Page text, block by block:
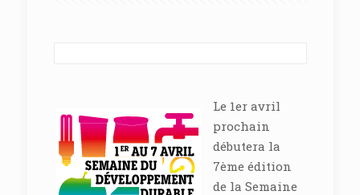
Le 1er avril
prochain
débutera la
7ème édition
de la Semaine